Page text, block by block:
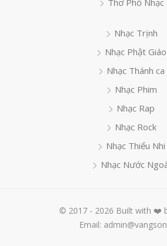
Thơ Phổ Nhạc
Nhạc Trịnh
Nhạc Phật Giáo
Nhạc Thánh ca
Nhạc Phim
Nhạc Rap
Nhạc Rock
Nhạc Thiếu Nhi
Nhạc Nước
© 2017 - 2026 Built with ❤️
Email: